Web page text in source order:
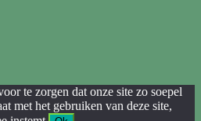
te zorgen dat onze site zo soepel
met het gebruiken van deze site,